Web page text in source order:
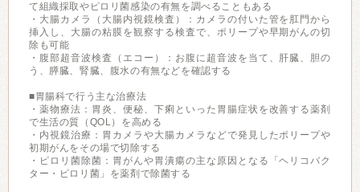
て組織採取やピロリ菌感染の有無を調べることもある
・大腸カメラ（大腸内視鏡検査）：カメラの付いた管を肛門から
挿入し、大腸の粘膜を観察する検査で、ポリープや早期がんの切
除も可能
・腹部超音波検査（エコー）：お腹に超音波を当て、肝臓、胆の
う、膵臓、腎臓、腹水の有無などを確認する
■胃腸科で行う主な治療法
・薬物療法：胃炎、便秘、下痢といった胃腸症状を改善する薬剤
で生活の質（QOL）を高める
・内視鏡治療：胃カメラや大腸カメラなどで発見したポリープや
初期がんをその場で切除する
・ピロリ菌除菌：胃がんや胃潰瘍の主な原因となる「ヘリコバク
ター・ピロリ菌」を薬剤で除菌する